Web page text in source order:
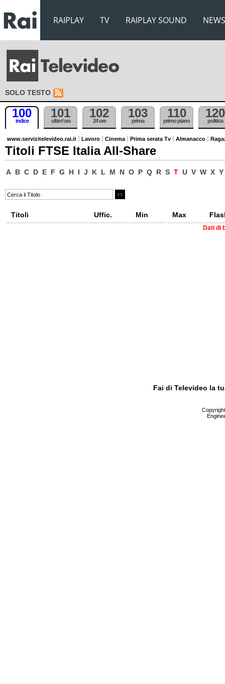
RAIPLAY TV RAIPLAY SOUND NEWS
SOLO TESTO
100
indice
101
ultim'ora
102
24 ore
103
prima
110
primo piano
120
politica
www.servizitelevideo.rai.it Lavoro Cinema Prima serata Tv Almanacco
Titoli FTSE Italia All-Share
A B C D E F G H I J K L M N O P Q R S T U V W X Y
Titoli Uffic. Min Max
Dati di
Fai di Televideo la